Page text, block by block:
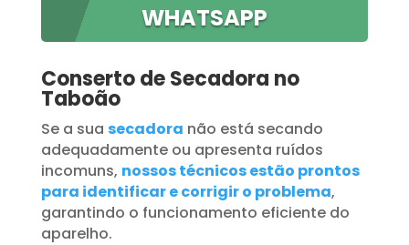
WHATSAPP
Conserto de Secadora no
Taboão
Se a sua secadora não está secando
adequadamente ou apresenta ruídos
incomuns, nossos técnicos estão prontos
para identificar e corrigir o problema,
garantindo o funcionamento eficiente do
aparelho.